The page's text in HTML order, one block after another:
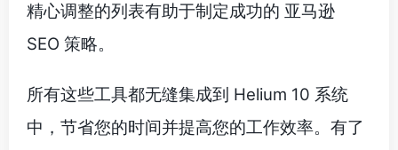
精心调整的列表有助于制定成功的 亚马逊
SEO 策略。
所有这些工具都无缝集成到 Helium 10 系统
中，节省您的时间并提高您的工作效率。有了